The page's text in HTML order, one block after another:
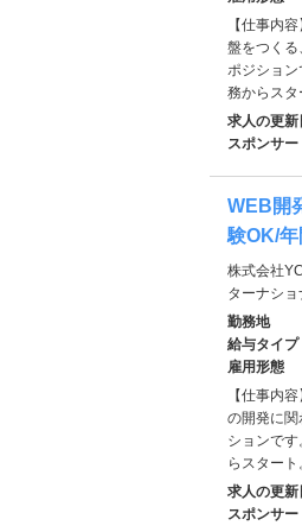
【仕事内
盤をつく
ポジショ
務からス
求人の更新
スポンサー
WEB開
験OK/
株式会社
ターナショ
勤務地
給与タイプ
雇用形態
【仕事内
の開発に関
ションで
らスター
求人の更新
スポンサー